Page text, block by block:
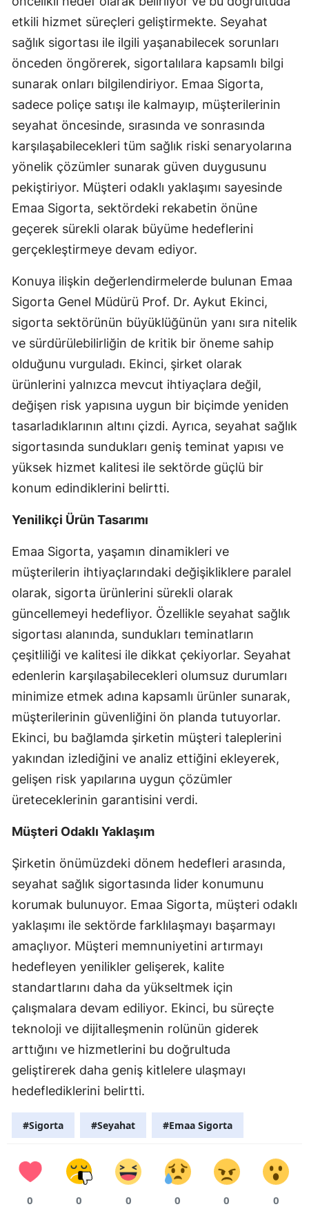
Samsun
Siirt
Sinop
Sivas
Tokat
Trabzon
Tunceli
Şanlıurfa
Uşak
Van
Yozgat
Zonguldak
Aksaray
Karaman
Kırıkkale
Bartın
Ardahan
Iğdır
Karabük
Kilis
Osmaniye
Düzce
etkili hizmet süreçleri geliştirmekte. Seyahat
sağlık sigortası ile ilgili yaşanabilecek sorunları
önceden öngörerek, sigortalılara kapsamlı bilgi
sunarak onları bilgilendiriyor. Emaa Sigorta,
sadece poliçe satışı ile kalmayıp, müşterilerinin
seyahat öncesinde, sırasında ve sonrasında
karşılaşabilecekleri tüm sağlık riski senaryolarına
yönelik çözümler sunarak güven duygusunu
pekiştiriyor. Müşteri odaklı yaklaşımı sayesinde
Emaa Sigorta, sektördeki rekabetin önüne
geçerek sürekli olarak büyüme hedeflerini
gerçekleştirmeye devam ediyor.
Konuya ilişkin değerlendirmelerde bulunan Emaa
Sigorta Genel Müdürü Prof. Dr. Aykut Ekinci,
sigorta sektörünün büyüklüğünün yanı sıra nitelik
ve sürdürülebilirliğin de kritik bir öneme sahip
olduğunu vurguladı. Ekinci, şirket olarak
ürünlerini yalnızca mevcut ihtiyaçlara değil,
değişen risk yapısına uygun bir biçimde yeniden
tasarladıklarının altını çizdi. Ayrıca, seyahat sağlık
sigortasında sundukları geniş teminat yapısı ve
yüksek hizmet kalitesi ile sektörde güçlü bir
konum edindiklerini belirtti.
Yenilikçi Ürün Tasarımı
Emaa Sigorta, yaşamın dinamikleri ve
müşterilerin ihtiyaçlarındaki değişikliklere paralel
olarak, sigorta ürünlerini sürekli olarak
güncellemeyi hedefliyor. Özellikle seyahat sağlık
sigortası alanında, sundukları teminatların
çeşitliliği ve kalitesi ile dikkat çekiyorlar. Seyahat
edenlerin karşılaşabilecekleri olumsuz durumları
minimize etmek adına kapsamlı ürünler sunarak,
müşterilerinin güvenliğini ön planda tutuyorlar.
Ekinci, bu bağlamda şirketin müşteri taleplerini
yakından izlediğini ve analiz ettiğini ekleyerek,
gelişen risk yapılarına uygun çözümler
üreteceklerinin garantisini verdi.
Müşteri Odaklı Yaklaşım
Şirketin önümüzdeki dönem hedefleri arasında,
seyahat sağlık sigortasında lider konumunu
korumak bulunuyor. Emaa Sigorta, müşteri odaklı
yaklaşımı ile sektörde farklılaşmayı başarmayı
amaçlıyor. Müşteri memnuniyetini artırmayı
hedefleyen yenilikler gelişerek, kalite
standartlarını daha da yükseltmek için
çalışmalara devam ediliyor. Ekinci, bu süreçte
teknoloji ve dijitalleşmenin rolünün giderek
arttığını ve hizmetlerini bu doğrultuda
geliştirerek daha geniş kitlelere ulaşmayı
hedeflediklerini belirtti.
#Sigorta #Seyahat #Emaa Sigorta
0 0 0 0 0 0